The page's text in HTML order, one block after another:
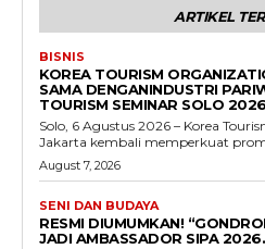
ARTIKEL
BISNIS
KOREA TOURISM
SAMA DENGANINDUSTRI
TOURISM SEMINAR SOLO 2026
Solo, 6 Agustus 2026 – Korea
Jakarta kembali memperkuat
August 7, 2026
SENI DAN BUDAYA
RESMI DIUMUMKAN!
JADI AMBASSADOR SIPA 2026.